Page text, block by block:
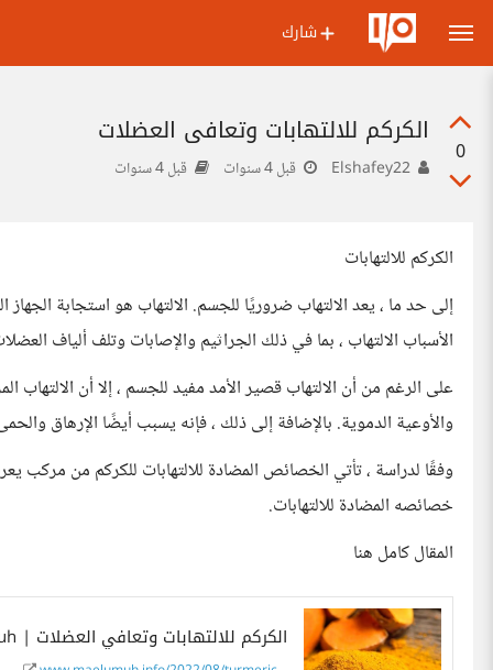
شارك
0
الكركم للالتهابات وتعافي العضلات
قبل 4 سنوات قبل 4 سنوات
الكركم للالتهابات
إلى حد ما ، يعد الالتهاب ضروريًا للجسم. الالتهاب هو استجابة
الأسباب الالتهاب ، بما في ذلك الجراثيم والإصابات وتلف ألياف
على الرغم من أن الالتهاب قصير الأمد مفيد للجسم ، إلا أن
والأوعية الدموية. بالإضافة إلى ذلك ، فإنه يسبب أيضًا الإرهاق
وفقًا لدراسة ، تأتي الخصائص المضادة للالتهابات للكركم من مركب
خصائصه المضادة للالتهابات.
المقال كامل هنا
الكركم للالتهابات وتعافي العضلات | maelumuh